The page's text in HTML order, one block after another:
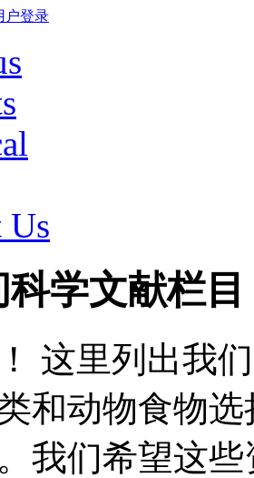
户登录
Us
学文献栏目
里列出我们
和动物食物
我们希望这